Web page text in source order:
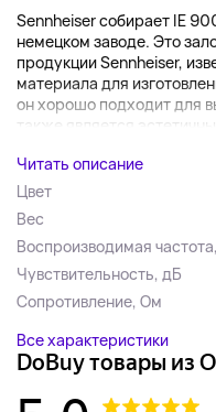
Sennheiser собирает IE
немецком заводе. Это
продукции Sennheiser,
материала для
он хорошо подходит для
также является
Читать описание
Цвет
Вес
Воспроизводимая
Чувствительность, дБ
Сопротивление, Ом
Все характеристики